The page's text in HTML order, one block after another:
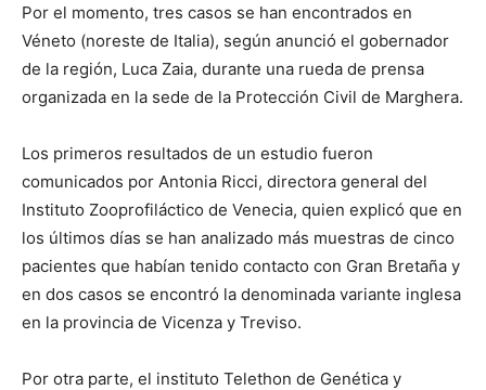
Por el momento, tres casos se han encontrados en
Véneto (noreste de Italia), según anunció el gobernador
de la región, Luca Zaia, durante una rueda de prensa
organizada en la sede de la Protección Civil de Marghera.
Los primeros resultados de un estudio fueron
comunicados por Antonia Ricci, directora general del
Instituto Zooprofiláctico de Venecia, quien explicó que en
los últimos días se han analizado más muestras de cinco
pacientes que habían tenido contacto con Gran Bretaña y
en dos casos se encontró la denominada variante inglesa
en la provincia de Vicenza y Treviso.
Por otra parte, el instituto Telethon de Genética y